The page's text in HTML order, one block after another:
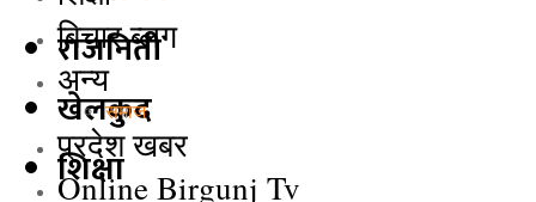
राजनिती
खेलकुद
शिक्षा
बिचार ब्लग
अन्य
समाज
प्रदेश खबर
Online Birgunj Tv